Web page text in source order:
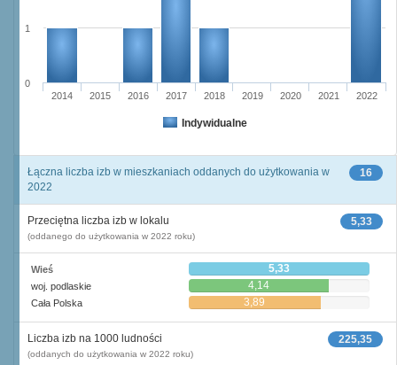
Indywidualne
2014 2015 2016 2017 2018 2019 2020 2021 2022
0
1
16
Łączna liczba izb w mieszkaniach oddanych do użytkowania w
2022
5,33
Przeciętna liczba izb w lokalu
(oddanego do użytkowania w 2022 roku)
Wieś 5,33
woj. podlaskie 4,14
Cała Polska 3,89
225,35
Liczba izb na 1000 ludności
(oddanych do użytkowania w 2022 roku)